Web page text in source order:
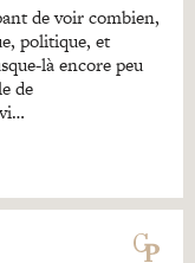
de voir combien,
politique, et
là encore peu
de